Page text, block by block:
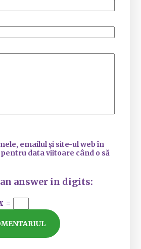
emailul și site-ul web în
data viitoare când o să
answer in digits:
=